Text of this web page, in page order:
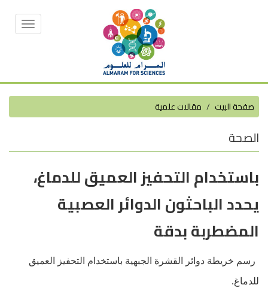
Toggle
صفحة البيت مقالات علمية
الصحة
باستخدام التحفيز العميق للدماغ،
يحدد الباحثون الدوائر العصبية
المضطربة بدقة
رسم خريطة دوائر القشرة الجبهية باستخدام التحفيز العميق
للدماغ.